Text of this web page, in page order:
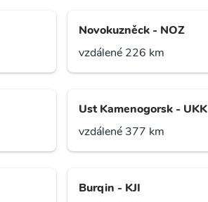
Novokuzněck - NOZ
vzdálené 226 km
Ust Kamenogorsk - UKK
vzdálené 377 km
Burqin - KJI